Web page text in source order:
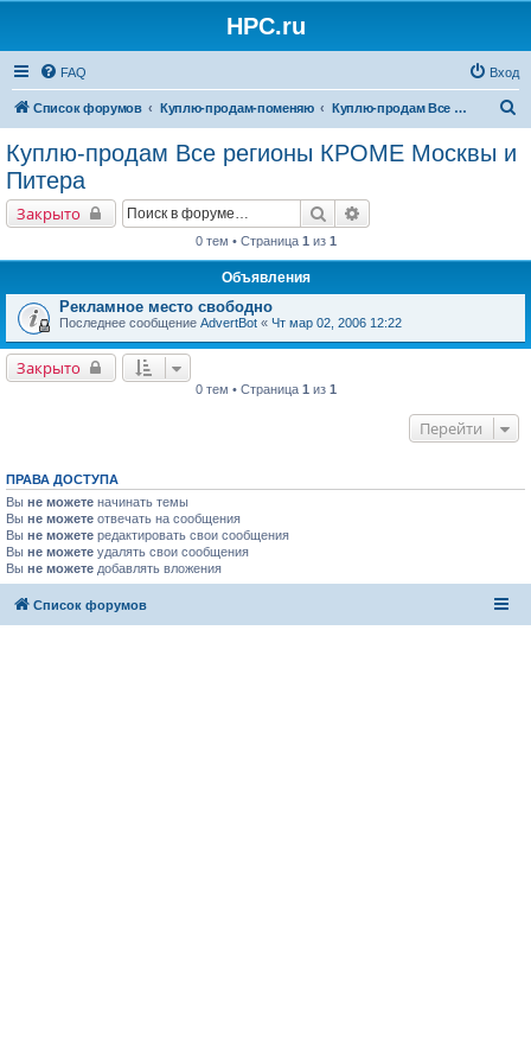
HPC.ru
FAQ Вход
Список форумов Куплю-продам-поменяю Куплю-продам Все регионы КРОМЕ Москвы и Питера
Куплю-продам Все регионы КРОМЕ Москвы и
Питера
Закрыто Поиск
0 тем • Страница 1 из 1
Объявления
Рекламное место свободно
Последнее сообщение AdvertBot « Чт мар 02, 2006 12:22
Закрыто
0 тем • Страница 1 из 1
Перейти
ПРАВА ДОСТУПА
Вы не можете начинать темы
Вы не можете отвечать на сообщения
Вы не можете редактировать свои сообщения
Вы не можете удалять свои сообщения
Вы не можете добавлять вложения
Список форумов